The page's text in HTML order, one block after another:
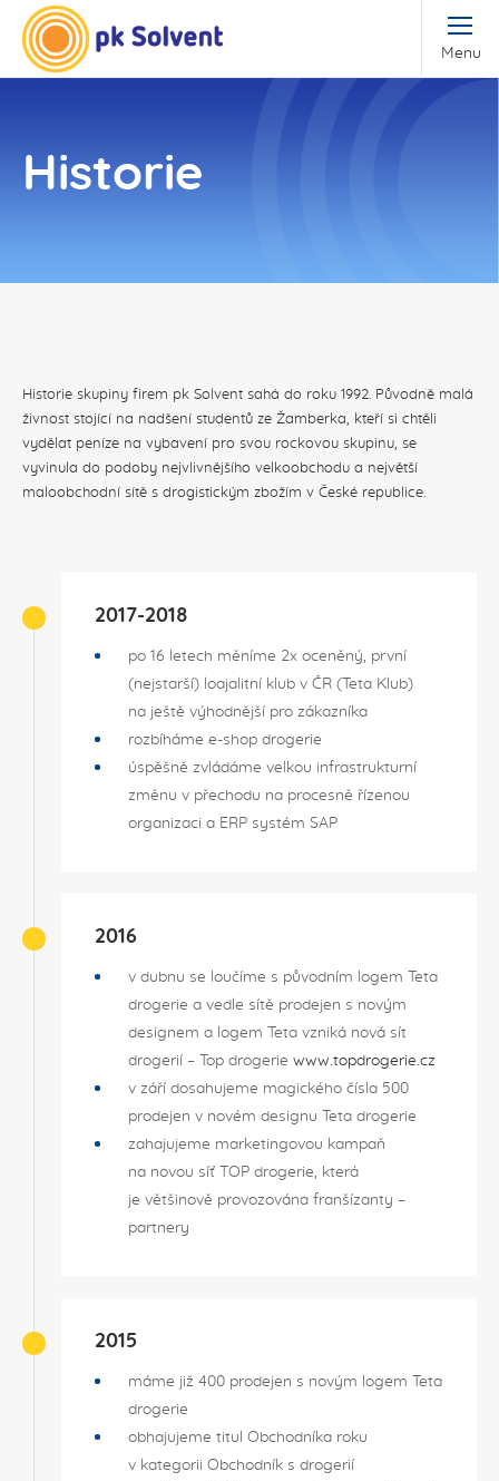
Menu
Historie
Historie skupiny firem pk Solvent sahá do roku 1992. Původně malá
živnost stojící na nadšení studentů ze Žamberka, kteří si chtěli
vydělat peníze na vybavení pro svou rockovou skupinu, se
vyvinula do podoby nejvlivnějšího velkoobchodu a největší
maloobchodní sítě s drogistickým zbožím v České republice.
2017-2018
po 16 letech měníme 2x oceněný, první
(nejstarší) loajalitní klub v ČR (Teta Klub)
na ještě výhodnější pro zákazníka
rozbíháme e-shop drogerie
úspěšně zvládáme velkou infrastrukturní
změnu v přechodu na procesně řízenou
organizaci a ERP systém SAP
2016
v dubnu se loučíme s původním logem Teta
drogerie a vedle sítě prodejen s novým
designem a logem Teta vzniká nová sít
drogerií – Top drogerie www.topdrogerie.cz
v září dosahujeme magického čísla 500
prodejen v novém designu Teta drogerie
zahajujeme marketingovou kampaň
na novou síť TOP drogerie, která
je většinově provozována franšízanty –
partnery
2015
máme již 400 prodejen s novým logem Teta
drogerie
obhajujeme titul Obchodníka roku
v kategorii Obchodník s drogerií